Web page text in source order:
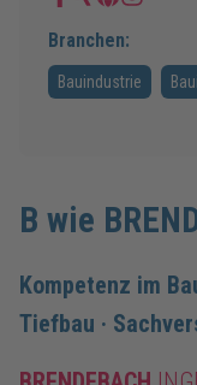
Branchen:
Bauindustrie
B wie
Kompetenz im
Tiefbau ·